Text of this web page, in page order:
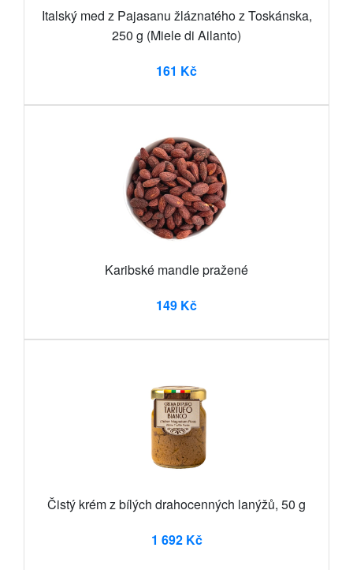
Italský med z Pajasanu žláznatého z Toskánska,
250 g (Miele di Ailanto)
161 Kč
Karibské mandle pražené
149 Kč
Čistý krém z bílých drahocenných lanýžů, 50 g
1 692 Kč